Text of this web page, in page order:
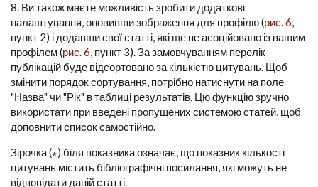
8. Ви також маєте можливість зробити додаткові
налаштування, оновивши зображення для профілю (рис. 6,
пункт 2) і додавши свої статті, які ще не асоційовано із вашим
профілем (рис. 6, пункт 3). За замовчуванням перелік
публікацій буде відсортовано за кількістю цитувань. Щоб
змінити порядок сортування, потрібно натиснути на поле
"Назва" чи "Рік" в таблиці результатів. Цю функцію зручно
використати при введені пропущених системою статей, щоб
доповнити список самостійно.
Зірочка (∗) біля показника означає, що показник кількості
цитувань містить бібліографічні посилання, які можуть не
відповідати даній статті.